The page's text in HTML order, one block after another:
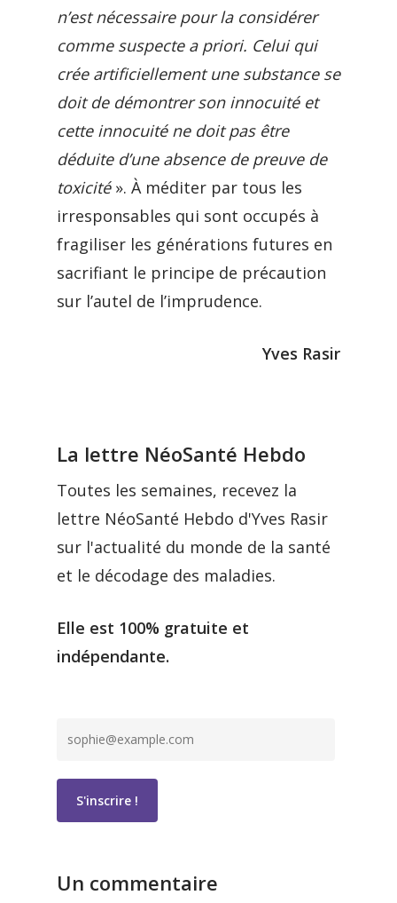
n’est nécessaire pour la considérer
comme suspecte a priori. Celui qui
crée artificiellement une substance se
doit de démontrer son innocuité et
cette innocuité ne doit pas être
déduite d’une absence de preuve de
toxicité ». À méditer par tous les
irresponsables qui sont occupés à
fragiliser les générations futures en
sacrifiant le principe de précaution
sur l’autel de l’imprudence.
Yves Rasir
La lettre NéoSanté Hebdo
Toutes les semaines, recevez la
lettre NéoSanté Hebdo d'Yves Rasir
sur l'actualité du monde de la santé
et le décodage des maladies.
Elle est 100% gratuite et
indépendante.
Un commentaire